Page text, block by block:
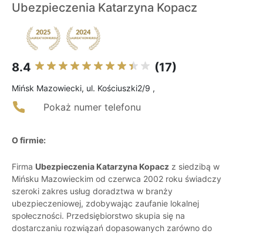
Ubezpieczenia Katarzyna Kopacz
8.4 (17)
Mińsk Mazowiecki, ul. Kościuszki2/9 ,
Pokaż numer telefonu
O firmie:
Firma Ubezpieczenia Katarzyna Kopacz z siedzibą w
Mińsku Mazowieckim od czerwca 2002 roku świadczy
szeroki zakres usług doradztwa w branży
ubezpieczeniowej, zdobywając zaufanie lokalnej
społeczności. Przedsiębiorstwo skupia się na
dostarczaniu rozwiązań dopasowanych zarówno do